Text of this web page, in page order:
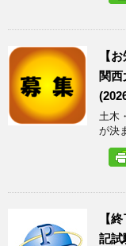
【
関
土木
が決
【
記試